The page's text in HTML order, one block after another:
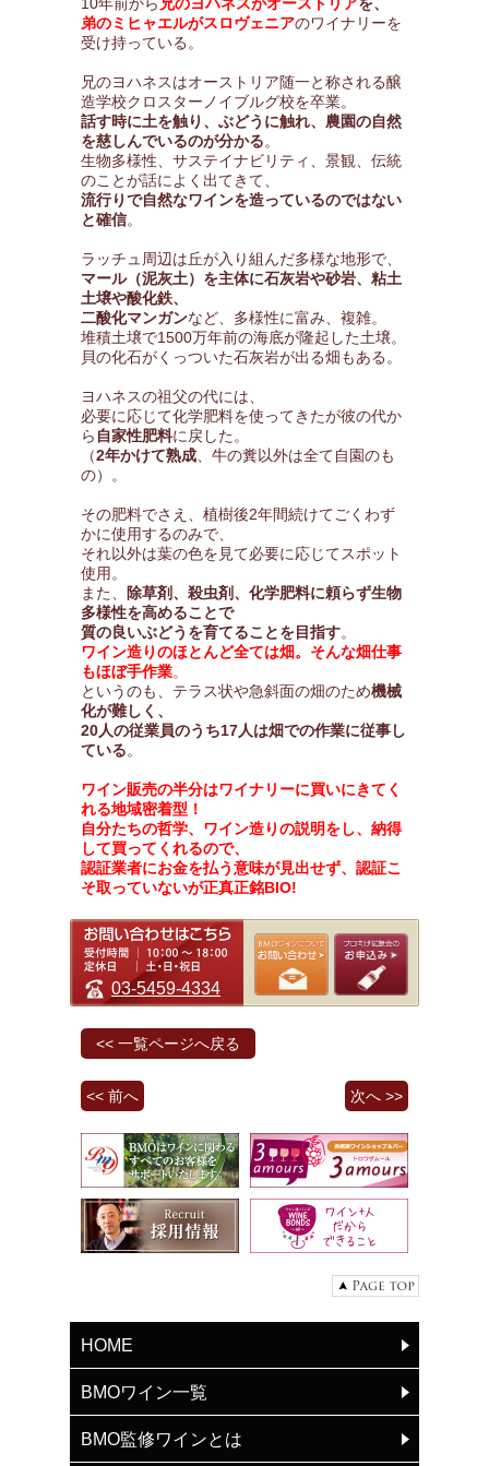
弟のミヒャエルがスロヴェニアのワイナリーを
受け持っている。
兄のヨハネスはオーストリア随一と称される醸
造学校クロスターノイブルグ校を卒業。
話す時に土を触り、ぶどうに触れ、農園の自然
を慈しんでいるのが分かる。
生物多様性、サステイナビリティ、景観、伝統
のことが話によく出てきて、
流行りで自然なワインを造っているのではない
と確信。
ラッチュ周辺は丘が入り組んだ多様な地形で、
マール（泥灰土）を主体に石灰岩や砂岩、粘土
土壌や酸化鉄、
二酸化マンガンなど、多様性に富み、複雑。
堆積土壌で1500万年前の海底が隆起した土壌。
貝の化石がくっついた石灰岩が出る畑もある。
ヨハネスの祖父の代には、
必要に応じて化学肥料を使ってきたが彼の代か
ら 自家性肥料に戻した。
（2年かけて熟成 、牛の糞以外は全て自園のも
の）。
その肥料でさえ、植樹後2年間続けてごくわず
かに使用するのみで、
それ以外は葉の色を見て必要に応じてスポット
使用。
また、
除草剤、殺虫剤、化学肥料に頼らず生物
多様性を高めることで
質の良いぶどうを育てることを目指す。
ワイン造りのほとんど全ては畑。そんな畑仕事
もほぼ手作業。
というのも、テラス状や急斜面の畑のため機械
化が難しく、
20人の従業員のうち17人は畑での作業に従事し
ている。
ワイン販売の半分はワイナリーに買いにきてく
れる地域密着型！
自分たちの哲学、ワイン造りの説明をし、納得
して買ってくれるので、
認証業者にお金を払う意味が見出せず、認証こ
そ取っていないが正真正銘BIO!
03-5459-4334
<< 一覧ページへ戻る
<< 前へ 次へ >>
HOME
BMOワイン一覧
BMO監修ワインとは